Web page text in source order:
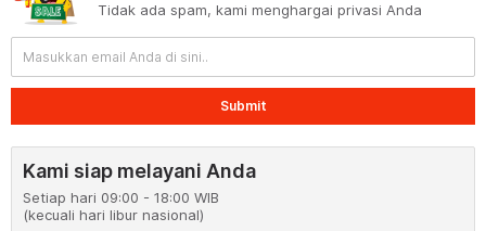
Tidak ada spam, kami menghargai privasi Anda
Submit
Kami siap melayani Anda
Setiap hari 09:00 - 18:00 WIB
(kecuali hari libur nasional)